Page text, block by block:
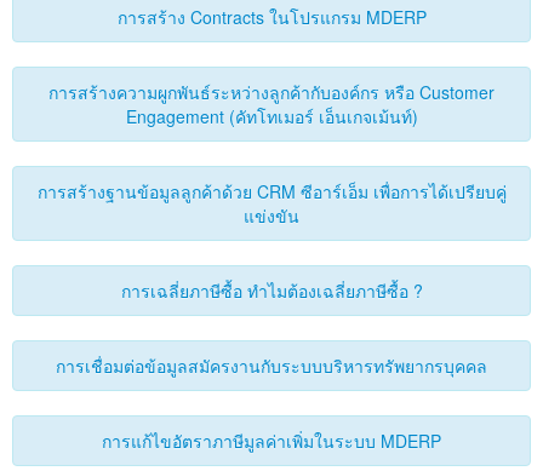
การสร้าง Contracts ในโปรแกรม MDERP
การสร้างความผูกพันธ์ระหว่างลูกค้ากับองค์กร หรือ Customer
Engagement (คัทโทเมอร์ เอ็นเกจเม้นท์)
การสร้างฐานข้อมูลลูกค้าด้วย CRM ซีอาร์เอ็ม เพื่อการได้เปรียบคู่
แข่งขัน
การเฉลี่ยภาษีซื้อ ทําไมต้องเฉลี่ยภาษีซื้อ ?
การเชื่อมต่อข้อมูลสมัครงานกับระบบบริหารทรัพยากรบุคคล
การแก้ไขอัตราภาษีมูลค่าเพิ่มในระบบ MDERP